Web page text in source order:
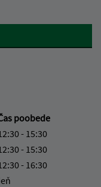
poobede
- 15:30
- 15:30
- 16:30